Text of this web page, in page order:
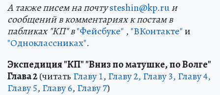
А также писем на почтуsteshin@kp.ruи
сообщений в комментариях к постам в
пабликах "КП" в"Фейсбуке" , "ВКонтакте"и
"Одноклассниках".
Экспедиция "КП" "Вниз по матушке, по Волге"
Глава 2(читать Главу 1, Главу 2, Главу 3, Главу 4,
Главу 5, Главу 6, Главу 7)